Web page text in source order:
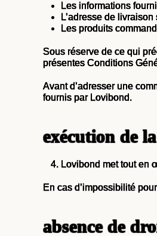
Les informations
L’adresse de
Les produits
Sous réserve de ce qui
présentes Conditions
Avant d’adresser une
fournis par Lovibond.
exécution de
Lovibond met tout en
En cas d’impossibilité
absence de